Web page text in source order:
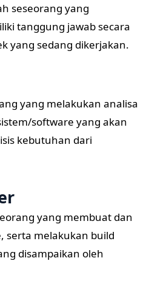
seseorang yang
tanggung jawab secara
yang sedang dikerjakan.
yang melakukan analisa
software yang akan
kebutuhan dari
yang membuat dan
serta melakukan build
disampaikan oleh